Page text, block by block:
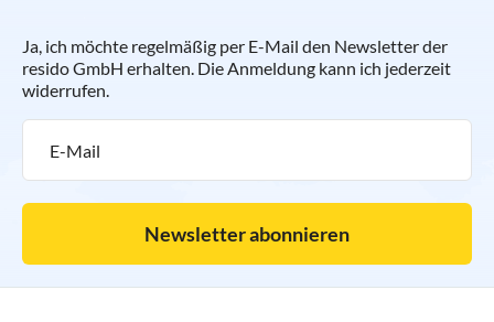
Ja, ich möchte regelmäßig per E-Mail den Newsletter der
resido GmbH erhalten. Die Anmeldung kann ich jederzeit
widerrufen.
Newsletter abonnieren